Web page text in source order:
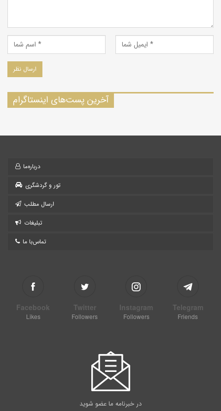
آخرین پست‌های اینستاگرام
درباره‌ما
تور و گردشگری
ارسال مطلب
تبلیغات
تماس‌با ما
Facebook
Likes
Twitter
Followers
Instagram
Followers
Telegram
Friends
در خبرنامه ما عضو شوید